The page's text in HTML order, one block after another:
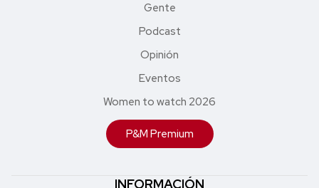
Gente
Podcast
Opinión
Eventos
Women to watch 2026
P&M Premium
INFORMACIÓN